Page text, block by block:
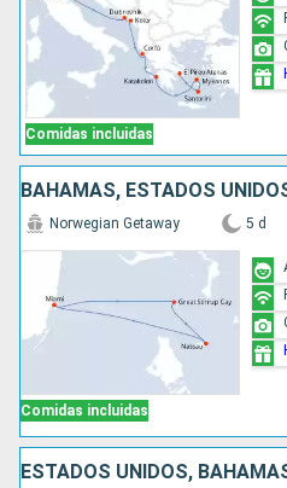
Comidas incluidas
BAHAMAS, ESTADOS
Comidas incluidas
Norwegian Getaway 5 d
ESTADOS UNIDOS,